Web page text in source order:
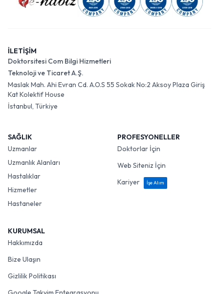
İLETİŞİM
Doktorsitesi Com Bilgi Hizmetleri
Teknoloji ve Ticaret A.Ş.
Maslak Mah. Ahi Evran Cd. A.O.S 55 Sokak No:2 Aksoy Plaza Giriş
Kat Kolektif House
İstanbul, Türkiye
SAĞLIK
Uzmanlar
Uzmanlık Alanları
Hastalıklar
Hizmetler
Hastaneler
PROFESYONELLER
Doktorlar İçin
Web Siteniz İçin
Kariyer
İşe Alım
KURUMSAL
Hakkımızda
Bize Ulaşın
Gizlilik Politikası